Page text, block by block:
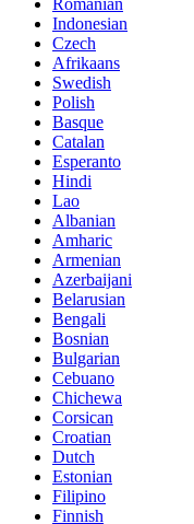
Romanian
Indonesian
Czech
Afrikaans
Swedish
Polish
Basque
Catalan
Esperanto
Hindi
Lao
Albanian
Amharic
Armenian
Azerbaijani
Belarusian
Bengali
Bosnian
Bulgarian
Cebuano
Chichewa
Corsican
Croatian
Dutch
Estonian
Filipino
Finnish